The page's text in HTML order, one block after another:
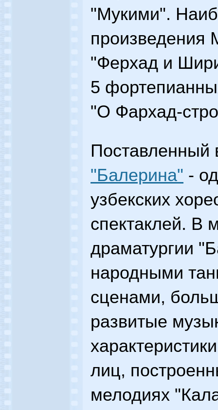
"Мукими".
произведения
"Ферхад и
5
"О Фархад-
Поставленный
"Балерина" -
узбекских
спектаклей. В
драматургии
народными
сценами,
развитые
лиц,
мелодиях